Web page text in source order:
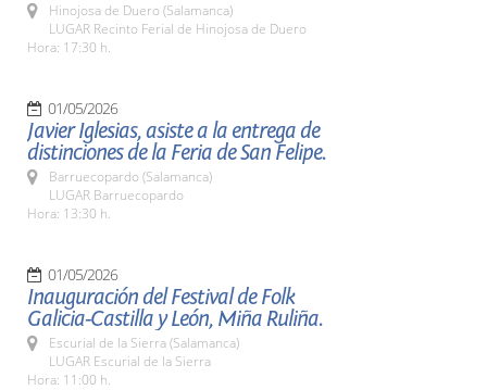
Hinojosa de Duero (Salamanca)
LUGAR Recinto Ferial de Hinojosa de Duero
Hora: 17:30 h.
01/05/2026
Javier Iglesias, asiste a la entrega de
distinciones de la Feria de San Felipe.
Barruecopardo (Salamanca)
LUGAR Barruecopardo
Hora: 13:30 h.
01/05/2026
Inauguración del Festival de Folk
Galicia-Castilla y León, Miña Ruliña.
Escurial de la Sierra (Salamanca)
LUGAR Escurial de la Sierra
Hora: 11:00 h.